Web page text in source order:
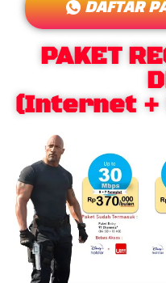
DAFTAR
PAKET
(Internet +